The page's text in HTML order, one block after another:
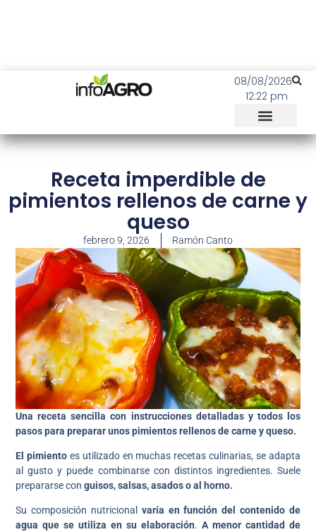
08/08/2026
12:22 pm
Receta imperdible de
pimientos rellenos de carne y
queso
febrero 9, 2026 Ramón Canto
Una receta sencilla con instrucciones detalladas y todos los
pasos para preparar unos pimientos rellenos de carne y queso.
El pimiento es utilizado en muchas recetas culinarias, se adapta
al gusto y puede combinarse con distintos ingredientes. Suele
prepararse con guisos, salsas, asados o al horno.
Su composición nutricional varía en función del contenido de
agua que se utiliza en su elaboración. A menor cantidad de